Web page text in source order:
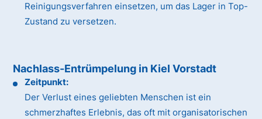
Reinigungsverfahren einsetzen, um das Lager in Top-
Zustand zu versetzen.
Nachlass-Entrümpelung in Kiel Vorstadt
Zeitpunkt:
Der Verlust eines geliebten Menschen ist ein
schmerzhaftes Erlebnis, das oft mit organisatorischen